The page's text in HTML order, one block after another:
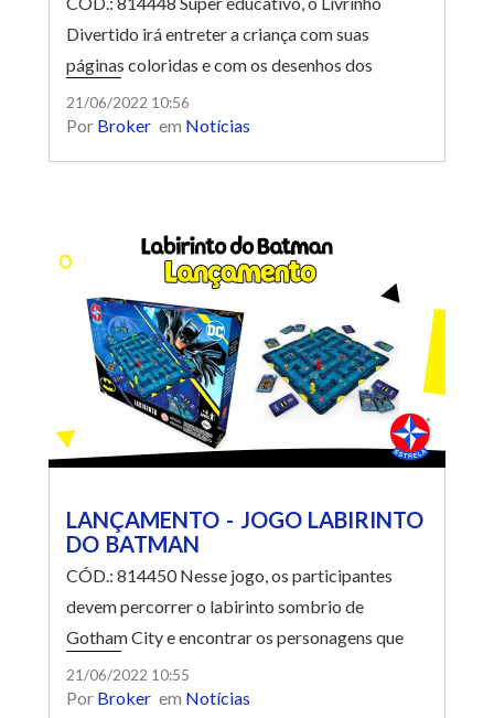
Divertido irá entreter a criança com suas
páginas coloridas e com os desenhos dos
animaizinhos. Além disso, o bebê ainda pode
apertar o botão que faz barulho. Não utiliza
pilhas.
21/06/2022 10:56
Por Broker em Notícias
LANÇAMENTO - JOGO LABIRINTO
DO BATMAN
CÓD.: 814450 Nesse jogo, os participantes
devem percorrer o labirinto sombrio de
Gotham City e encontrar os personagens que
habitam a cidade. Em um tabuleiro com fichas
móveis e fixas, os jogadores devem movimentar
21/06/2022 10:55
Por Broker em Notícias